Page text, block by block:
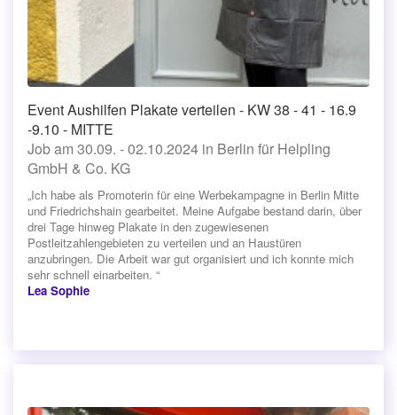
Event Aushilfen Plakate verteilen - KW 38 - 41 - 16.9
-9.10 - MITTE
Job am 30.09. - 02.10.2024 in Berlin für Helpling
GmbH & Co. KG
„Ich habe als Promoterin für eine Werbekampagne in Berlin Mitte
und Friedrichshain gearbeitet. Meine Aufgabe bestand darin, über
drei Tage hinweg Plakate in den zugewiesenen
Postleitzahlengebieten zu verteilen und an Haustüren
anzubringen. Die Arbeit war gut organisiert und ich konnte mich
sehr schnell einarbeiten. “
Lea Sophie